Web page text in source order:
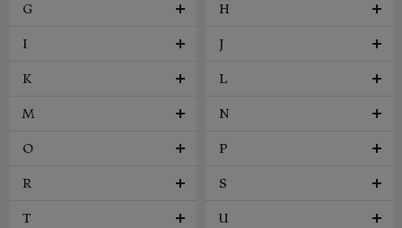
G H
I J
K L
M N
O P
R S
T U